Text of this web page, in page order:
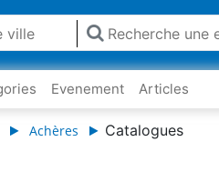
Evenement Articles
Achères Catalogues